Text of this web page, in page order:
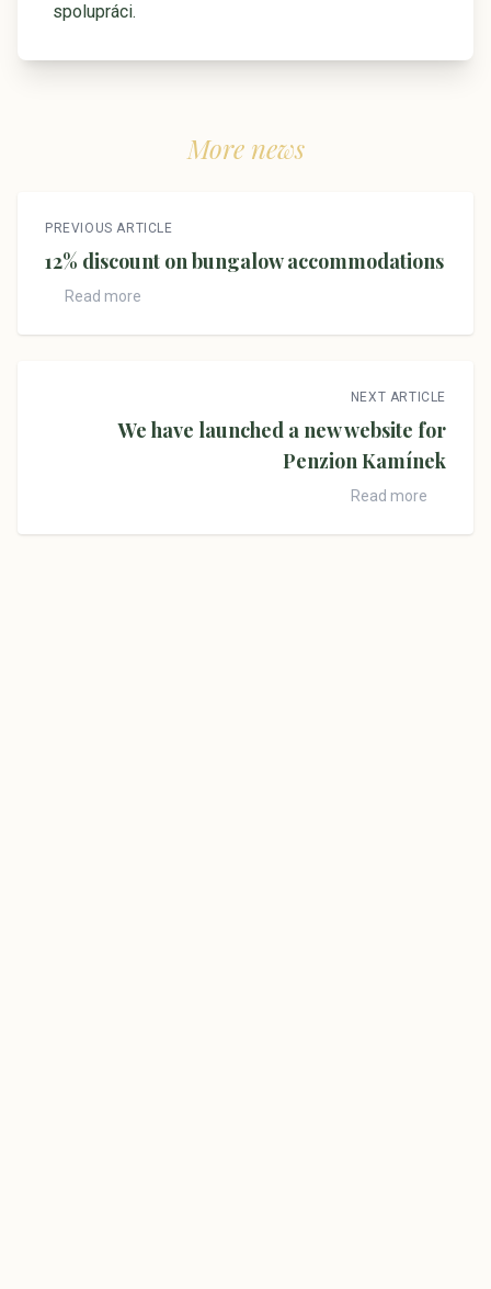
spolupráci.
More news
PREVIOUS ARTICLE
12% discount on bungalow accommodations
Read more
NEXT ARTICLE
We have launched a new website for
Penzion Kamínek
Read more